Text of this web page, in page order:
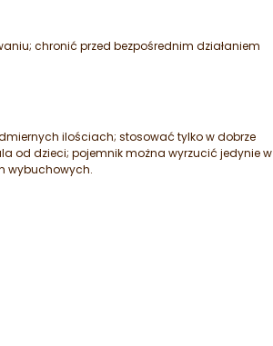
chronić przed bezpośrednim działaniem
ilościach; stosować tylko w dobrze
od dzieci; pojemnik można wyrzucić jedynie w
wybuchowych.